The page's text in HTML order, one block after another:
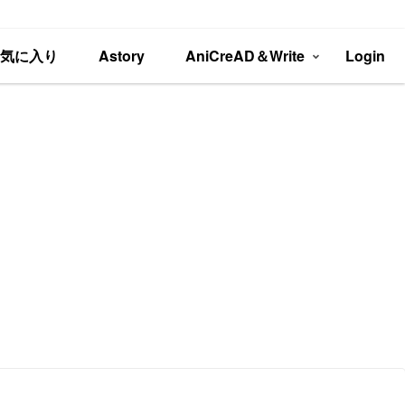
に入り Astory AniCreAD＆Write Login